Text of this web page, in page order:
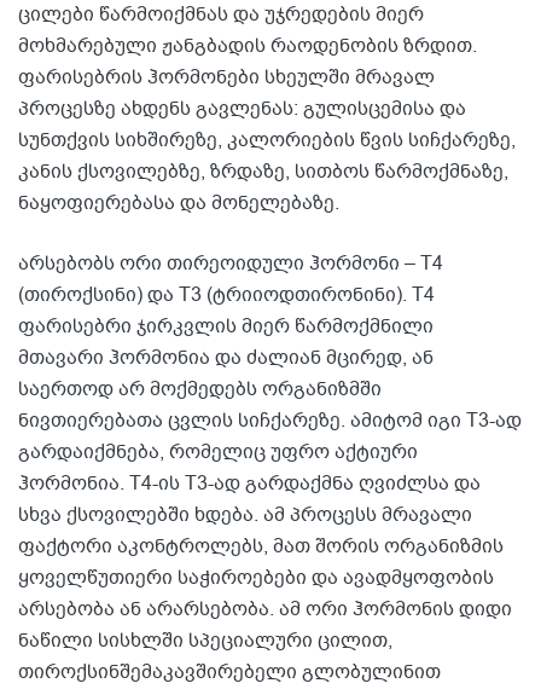
ცილები წარმოიქმნას და უჯრედების მიერ
მოხმარებული ჟანგბადის რაოდენობის ზრდით.
ფარისებრის ჰორმონები სხეულში მრავალ
პროცესზე ახდენს გავლენას: გულისცემისა და
სუნთქვის სიხშირეზე, კალორიების წვის სიჩქარეზე,
კანის ქსოვილებზე, ზრდაზე, სითბოს წარმოქმნაზე,
ნაყოფიერებასა და მონელებაზე.
არსებობს ორი თირეოიდული ჰორმონი – T4
(თიროქსინი) და T3 (ტრიიოდთირონინი). T4
ფარისებრი ჯირკვლის მიერ წარმოქმნილი
მთავარი ჰორმონია და ძალიან მცირედ, ან
საერთოდ არ მოქმედებს ორგანიზმში
ნივთიერებათა ცვლის სიჩქარეზე. ამიტომ იგი T3-ად
გარდაიქმნება, რომელიც უფრო აქტიური
ჰორმონია. T4-ის T3-ად გარდაქმნა ღვიძლსა და
სხვა ქსოვილებში ხდება. ამ პროცესს მრავალი
ფაქტორი აკონტროლებს, მათ შორის ორგანიზმის
ყოველწუთიერი საჭიროებები და ავადმყოფობის
არსებობა ან არარსებობა. ამ ორი ჰორმონის დიდი
ნაწილი სისხლში სპეციალური ცილით,
თიროქსინშემაკავშირებელი გლობულინით